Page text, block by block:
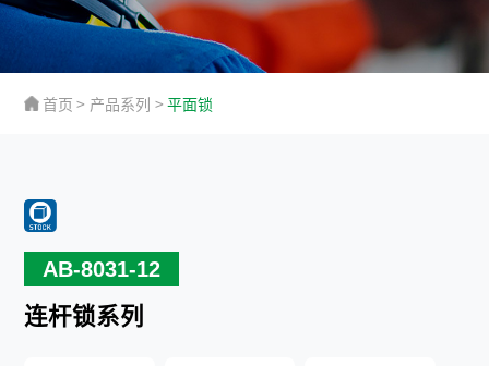
接地端子/铜排 六角/圆形螺柱 搭扣/磁门吸
首页 > 产品系列 > 平面锁
AB-8031-12
连杆锁系列